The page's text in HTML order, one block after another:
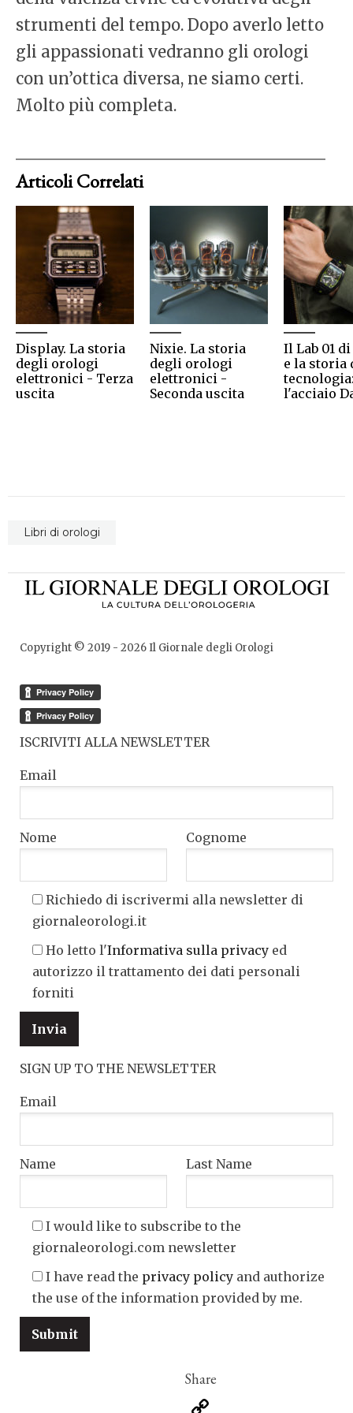
strumenti del tempo. Dopo averlo letto
gli appassionati vedranno gli orologi
con un’ottica diversa, ne siamo certi.
Molto più completa.
Articoli Correlati
Display. La storia
degli orologi
elettronici - Terza
uscita
Nixie. La storia
degli orologi
elettronici -
Seconda uscita
Il Lab 01
e la storia
l'acciaio
Libri di orologi
Copyright © 2019 - 2026Il Giornale degli Orologi
ISCRIVITI ALLA NEWSLETTER
Email
Nome Cognome
Richiedo di iscrivermi alla newsletter di
giornaleorologi.it
Ho letto l'Informativa sulla privacy ed
autorizzo il trattamento dei dati personali
forniti
SIGN UP TO THE NEWSLETTER
Email
Name Last Name
I would like to subscribe to the
giornaleorologi.com newsletter
I have read the privacy policy and authorize
the use of the information provided by me.